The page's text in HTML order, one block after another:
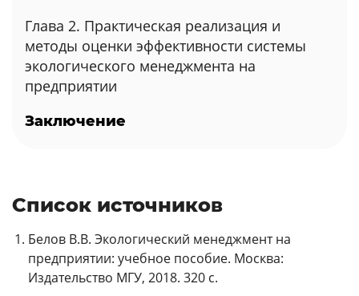
Глава 2. Практическая реализация и
методы оценки эффективности системы
экологического менеджмента на
предприятии
Заключение
Список источников
Белов В.В. Экологический менеджмент на
предприятии: учебное пособие. Москва:
Издательство МГУ, 2018. 320 с.